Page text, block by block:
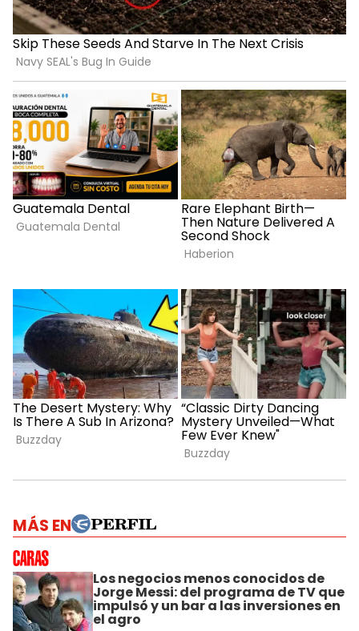
MÁS EN
Los negocios menos conocidos de
Jorge Messi: del programa de TV que
impulsó y un bar a las inversiones en
el agro